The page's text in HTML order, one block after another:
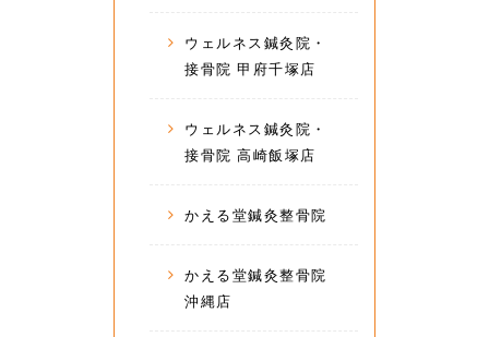
ウェルネス鍼灸院・
接骨院 甲府千塚店
ウェルネス鍼灸院・
接骨院 高崎飯塚店
かえる堂鍼灸整骨院
かえる堂鍼灸整骨院
沖縄店